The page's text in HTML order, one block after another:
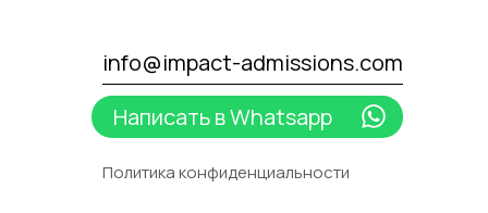
Политика конфиденциальности
info@impact-admissions.com
Написать в Whatsapp